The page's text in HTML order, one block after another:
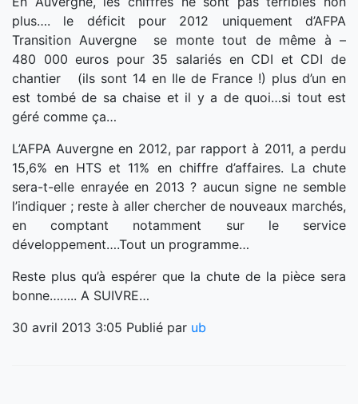
plus…. le déficit pour 2012 uniquement d’AFPA
Transition Auvergne se monte tout de même à –
480 000 euros pour 35 salariés en CDI et CDI de
chantier (ils sont 14 en Ile de France !) plus d’un en
est tombé de sa chaise et il y a de quoi…si tout est
géré comme ça…
L’AFPA Auvergne en 2012, par rapport à 2011, a perdu
15,6% en HTS et 11% en chiffre d’affaires. La chute
sera-t-elle enrayée en 2013 ? aucun signe ne semble
l’indiquer ; reste à aller chercher de nouveaux marchés,
en comptant notamment sur le service
développement….Tout un programme…
Reste plus qu’à espérer que la chute de la pièce sera
bonne…….. A SUIVRE…
30 avril 2013 3:05 Publié par ub